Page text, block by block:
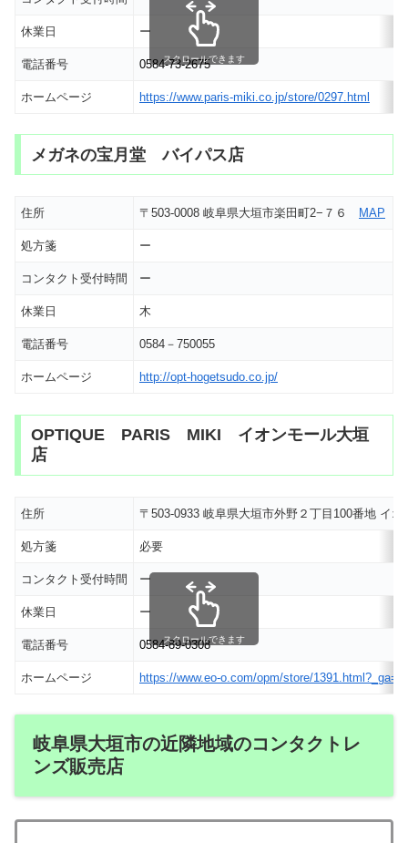
休業日 ー
電話番号 0584-73-2675
ホームページ https://www.paris-miki.co.jp/store/0297.html
スクロールできます
メガネの宝月堂 バイパス店
住所 〒503-0008 岐阜県大垣市楽田町2−７６ MAP
処方箋 ー
コンタクト受付時間 ー
休業日 木
電話番号 0584－750055
ホームページ http://opt-hogetsudo.co.jp/
OPTIQUE PARIS MIKI イオンモール大垣
店
住所 〒503-0933 岐阜県大垣市外野２丁目100番地 イ
処方箋 必要
コンタクト受付時間 ー
休業日 ー
電話番号 0584-89-0308
ホームページ https://www.eo-o.com/opm/store/
スクロールできます
岐阜県大垣市の近隣地域のコンタクトレ
ンズ販売店